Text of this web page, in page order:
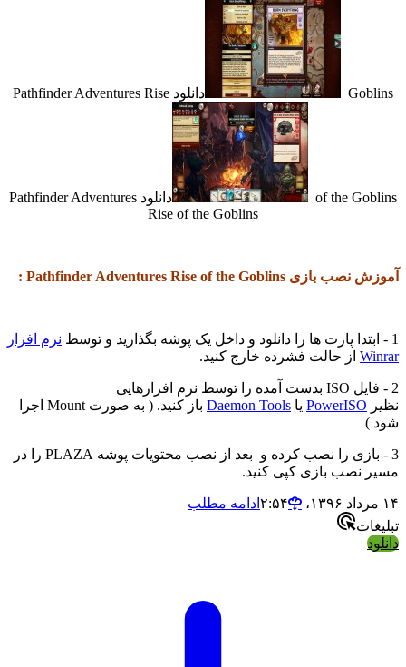
Goblins دانلود Pathfinder Adventures Rise
of the Goblins
دانلود Pathfinder Adventures
Rise of the Goblins
آموزش نصب بازی Pathfinder Adventures Rise of the Goblins :
1 - ابتدا پارت ها را دانلود و داخل یک پوشه بگذارید و توسط
نرم افزار
Winrar از حالت فشرده خارج کنید.
2 - فایل ISO بدست آمده را توسط نرم افزارهایی
نظیر PowerISO یا Daemon Tools
باز کنید. ( به صورت Mount اجرا
شود )
3 - بازی را نصب کرده و بعد از نصب محتویات پوشه PLAZA را در
مسیر نصب بازی کپی کنید.
۱۴ مرداد ۱۳۹۶،‏ ۲:۵۴
ادامه مطلب
تبلیغات
دانلود